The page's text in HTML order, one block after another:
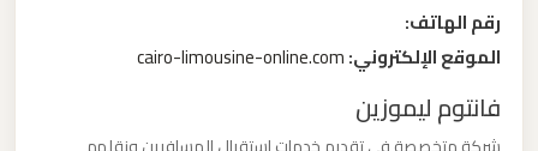
رقم الهاتف:
الموقع الإلكتروني:cairo-limousine-online.com
فانتوم ليموزين
الاسكندرية
مطار
القاهرة